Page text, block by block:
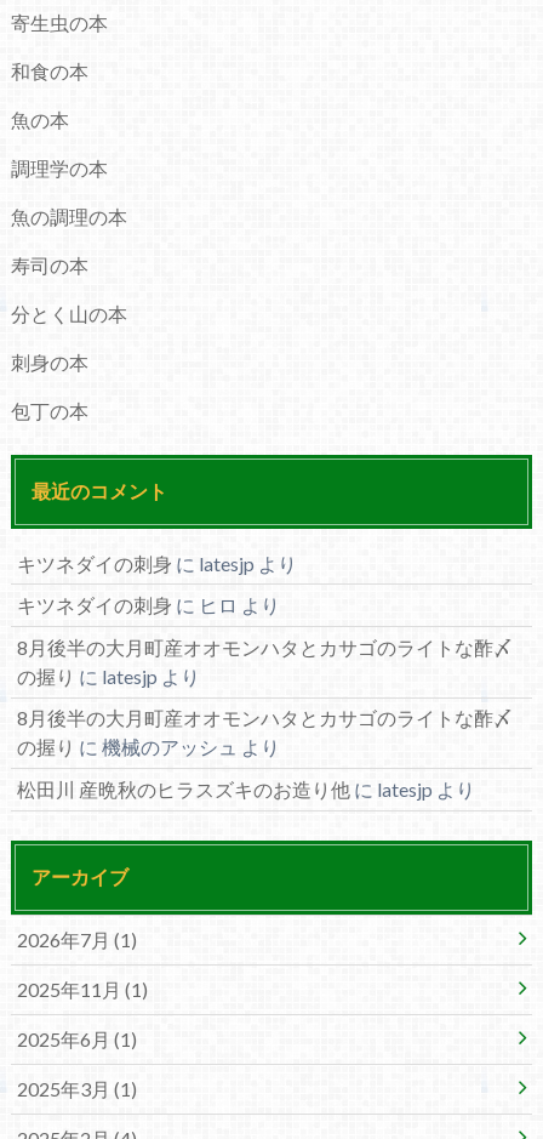
寄生虫の本
和食の本
魚の本
調理学の本
魚の調理の本
寿司の本
分とく山の本
刺身の本
包丁の本
最近のコメント
キツネダイの刺身 に latesjp より
キツネダイの刺身 に ヒロ より
8月後半の大月町産オオモンハタとカサゴのライトな酢〆
の握り に latesjp より
8月後半の大月町産オオモンハタとカサゴのライトな酢〆
の握り に 機械のアッシュ より
松田川 産晩秋のヒラスズキのお造り他に latesjp より
アーカイブ
2026年7月 (1)
2025年11月 (1)
2025年6月 (1)
2025年3月 (1)